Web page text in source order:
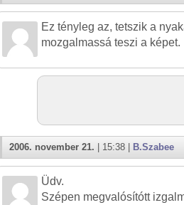
Ez tényleg az, tetszik a
mozgalmassá teszi a képet.
2006. november 21. | 15:38 | B.Szabee
Üdv.
Szépen megvalósítótt